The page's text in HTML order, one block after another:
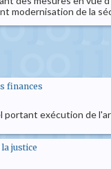
modernisation de la
finances
exécution de
justice